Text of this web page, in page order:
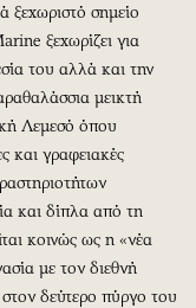
ξεχωριστό σημείο
ξεχωρίζει για
του αλλά και την
μεικτή
Λεμεσό όπου
και γραφειακές
και δίπλα από τη
κοινώς ως η «νέα
με τον διεθνή
δεύτερο πύργο του